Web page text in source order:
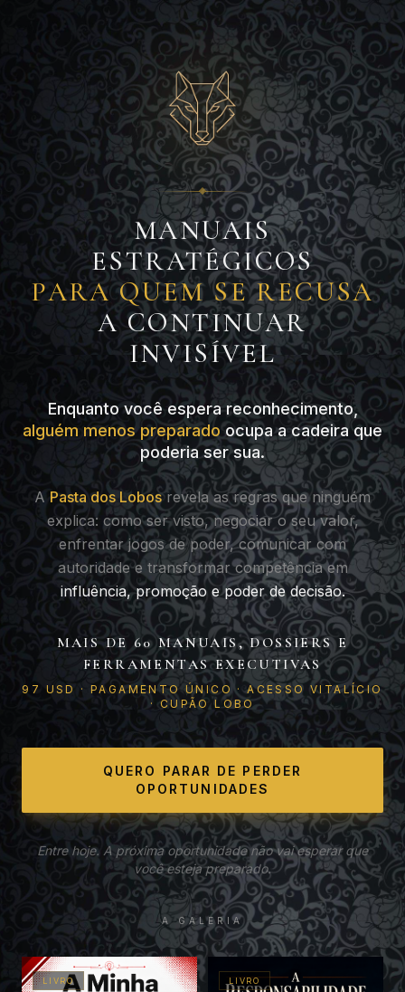
MANUAIS
ESTRATÉGICOS
PARA QUEM SE RECUSA
A CONTINUAR
INVISÍVEL
Enquanto você espera reconhecimento,
alguém menos preparadoocupa a cadeira que
poderia ser sua.
APasta dos Lobosrevela as regras que ninguém
explica: como ser visto, negociar o seu valor,
enfrentar jogos de poder, comunicar com
autoridade e transformar competência em
influência, promoção e poder de decisão.
MAIS DE 60 MANUAIS, DOSSIERS E
FERRAMENTAS EXECUTIVAS
97 USD · PAGAMENTO ÚNICO · ACESSO VITALÍCIO
· CUPÃO LOBO
QUERO PARAR DE PERDER
OPORTUNIDADES
Entre hoje. A próxima oportunidade não vai esperar que
você esteja preparado.
A GALERIA
LIVRO LIVRO